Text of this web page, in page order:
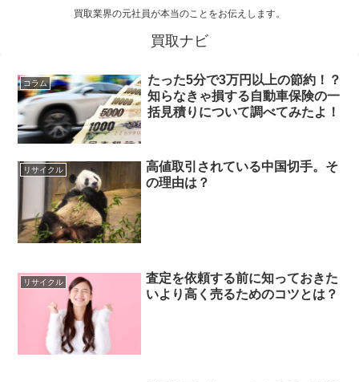
買取業界の元社員が本当のことをお伝えします。
買取ナビ
コラム
たった5分で3万円以上の節約！？
知らなきゃ損する自動車保険の一
括見積りについて調べてみたよ！
リサイクル
高値取引されている中国切手。そ
の理由は？
リサイクル
査定を依頼する前に知っておきた
いより高く売るためのコツとは？